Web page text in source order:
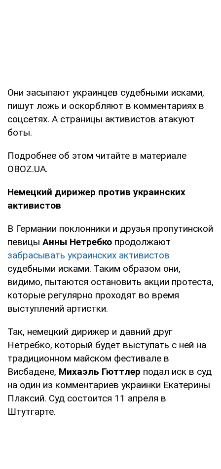
Они засыпают украинцев судебными исками,
пишут ложь и оскорбляют в комментариях в
соцсетях. А страницы активистов атакуют
боты.
Подробнее об этом читайте в материале
OBOZ.UA.
Немецкий дирижер против украинских
активистов
В Германии поклонники и друзья пропутинской
певицы Анны Нетребко продолжают
забрасывать украинских активистов
судебными исками. Таким образом они,
видимо, пытаются остановить акции протеста,
которые регулярно проходят во время
выступлений артистки.
Так, немецкий дирижер и давний друг
Нетребко, который будет выступать с ней на
традиционном майском фестивале в
Висбадене, Михаэль Гюттлер подал иск в суд
на один из комментариев украинки Екатерины
Плаксий. Суд состоится 11 апреля в
Штутгарте.